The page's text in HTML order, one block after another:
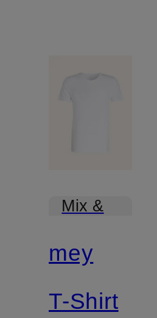
Mix &
mey
T-Shirt